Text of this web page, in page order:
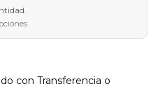
con Transferencia o